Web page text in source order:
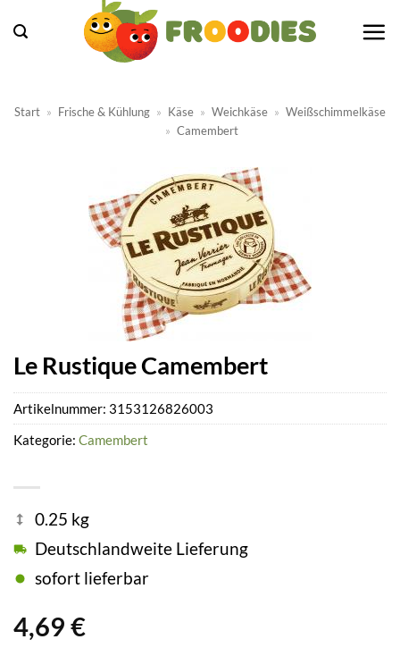
Inhalt
Start » Frische & Kühlung » Käse » Weichkäse » Weißschimmelkäse
» Camembert
Le Rustique Camembert
4,69 €
0.25 kg
Deutschlandweite Lieferung
sofort lieferbar
Artikelnummer: 3153126826003
Kategorie: Camembert